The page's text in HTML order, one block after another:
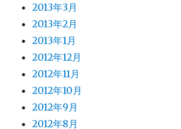
2013年3月
2013年2月
2013年1月
2012年12月
2012年11月
2012年10月
2012年9月
2012年8月